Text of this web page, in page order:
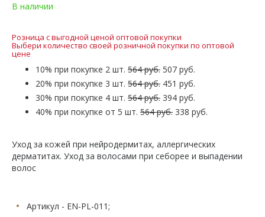
В наличии
Розница с выгодной ценой оптовой покупки
Выбери количество своей розничной покупки по оптовой
цене
10% при покупке 2 шт. 564 руб. 507 руб.
20% при покупке 3 шт. 564 руб. 451 руб.
30% при покупке 4 шт. 564 руб. 394 руб.
40% при покупке от 5 шт. 564 руб. 338 руб.
Уход за кожей при нейродермитах, аллергических
дерматитах. Уход за волосами при себорее и выпадении
волос
Артикул - EN-PL-011;